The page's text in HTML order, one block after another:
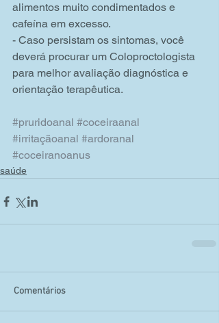
alimentos muito condimentados e
cafeína em excesso.
- Caso persistam os sintomas, você
deverá procurar um Coloproctologista
para melhor avaliação diagnóstica e
orientação terapêutica.
#pruridoanal #coceiraanal
#irritaçãoanal #ardoranal
#coceiranoanus
saúde
Comentários